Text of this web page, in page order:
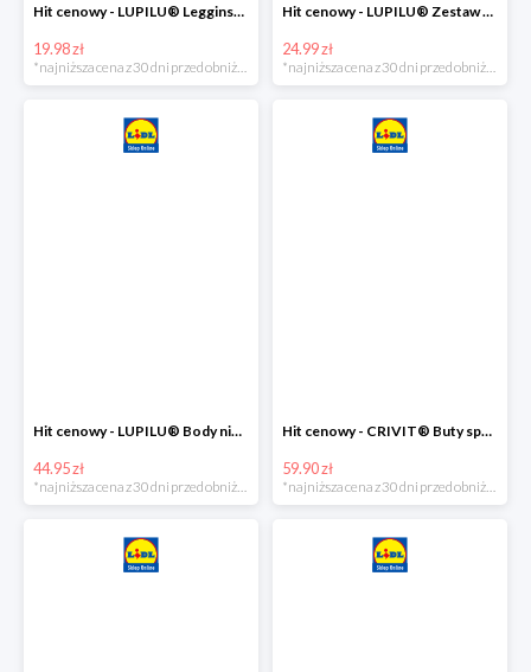
Hit cenowy - LUPILU® Legginsy niemowlęce z biobawełną, 2 pary
19.98 zł
Hit cenowy - LUPILU® Zestaw dziecięcy z biobawełny (body + koszulka + spodenki), 1 komplet
24.99 zł
Hit cenowy - LUPILU® Body niemowlęce z biobawełny, z krótkim rękawem, 5 sztuk
44.95 zł
*najniższa cena z 30 dni przed obniżką
Hit cenowy - CRIVIT® Buty sportowe chłopięce WellWalk, 1 para
59.90 zł
*najniższa cena z 30 dni przed obniżką